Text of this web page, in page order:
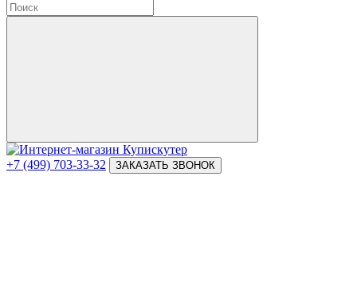
+7 (499) 703-33-32 ЗАКАЗАТЬ ЗВОНОК